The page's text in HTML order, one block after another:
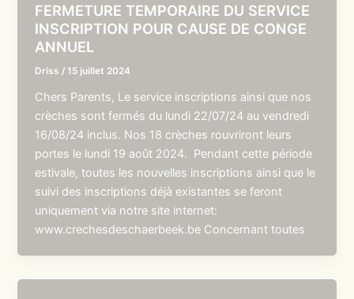
FERMETURE TEMPORAIRE DU SERVICE
INSCRIPTION POUR CAUSE DE CONGE
ANNUEL
Driss /15 juillet 2024
Chers Parents, Le service inscriptions ainsi que nos
crèches sont fermés du lundi 22/07/24 au vendredi
16/08/24 inclus. Nos 18 crèches rouvriront leurs
portes le lundi 19 août 2024. Pendant cette période
estivale, toutes les nouvelles inscriptions ainsi que le
suivi des inscriptions déjà existantes se feront
uniquement via notre site internet:
www.crechesdeschaerbeek.be Concernant toutes